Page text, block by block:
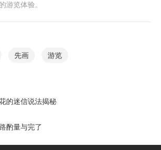
游览体验。
先画 游览
的迷信说法揭秘
酌量与完了